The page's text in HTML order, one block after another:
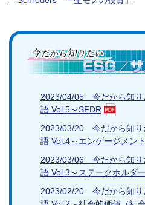
2023/04/05 今だから知り
語 Vol.5～SFDR
2023/03/20 今だから知り
語 Vol.4～エンゲージメント
2023/03/06 今だから知り
語 Vol.3～ステークホルダ
2023/02/20 今だから知り